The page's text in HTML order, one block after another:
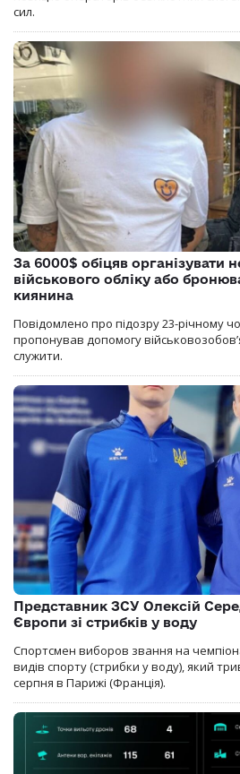
сил.
За 6000$ обіцяв організувати
військового обліку або
киянина
Повідомлено про підозру 23-річному
пропонував допомогу
служити.
Представник ЗСУ Олексій
Європи зі стрибків у воду
Спортсмен виборов звання на
видів спорту (стрибки у воду), який
серпня в Парижі (Франція).